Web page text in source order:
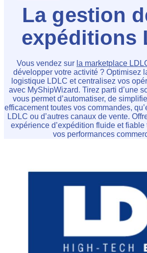
La gestion
expéditions
Vous vendez sur la marketplace
développer votre activité ? Optimisez
logistique LDLC et centralisez vos
avec MyShipWizard. Tirez parti d’une
vous permet d’automatiser, de
efficacement toutes vos commandes,
LDLC ou d’autres canaux de vente.
expérience d’expédition fluide et
vos performances